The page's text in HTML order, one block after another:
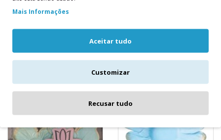
9,40€
Mais Informações
Aceitar tudo
Customizar
Recusar tudo